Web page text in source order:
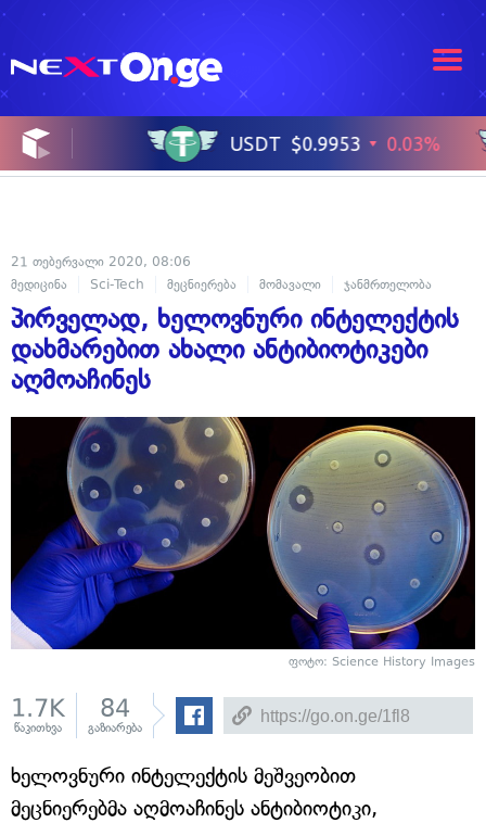
21 თებერვალი 2020, 08:06
მედიცინა
Sci-Tech მეცნიერება მომავალი ჯანმრთელობა
პირველად, ხელოვნური ინტელექტის
დახმარებით ახალი ანტიბიოტიკები
აღმოაჩინეს
ფოტო: Science History Images
1.7K
წაკითხვა
84
გაზიარება
ხელოვნური ინტელექტის მეშვეობით
მეცნიერებმა აღმოაჩინეს ანტიბიოტიკი,